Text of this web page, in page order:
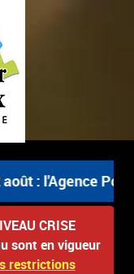
août : l'Agence
CRISE
sont en vigueur
restrictions